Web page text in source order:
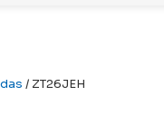
/ ZT26JEH